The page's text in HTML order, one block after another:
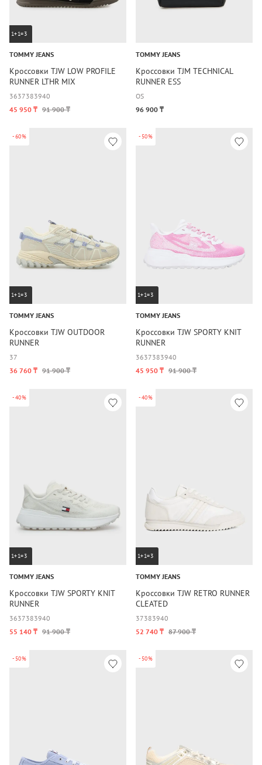
1+1=3
TOMMY JEANS
Кроссовки TJW LOW PROFILE
RUNNER LTHR MIX
3637383940
45 950 ₸ 91 900 ₸
TOMMY JEANS
Кроссовки TJM TECHNICAL
RUNNER ESS
OS
96 900 ₸
-60%
1+1=3
TOMMY JEANS
Кроссовки TJW OUTDOOR
RUNNER
37
36 760 ₸ 91 900 ₸
-50%
1+1=3
TOMMY JEANS
Кроссовки TJW SPORTY KNIT
RUNNER
3637383940
45 950 ₸ 91 900 ₸
-40%
1+1=3
TOMMY JEANS
Кроссовки TJW SPORTY KNIT
RUNNER
3637383940
55 140 ₸ 91 900 ₸
-40%
1+1=3
TOMMY JEANS
Кроссовки TJW RETRO RUNNER
CLEATED
37383940
52 740 ₸ 87 900 ₸
-50% -50%